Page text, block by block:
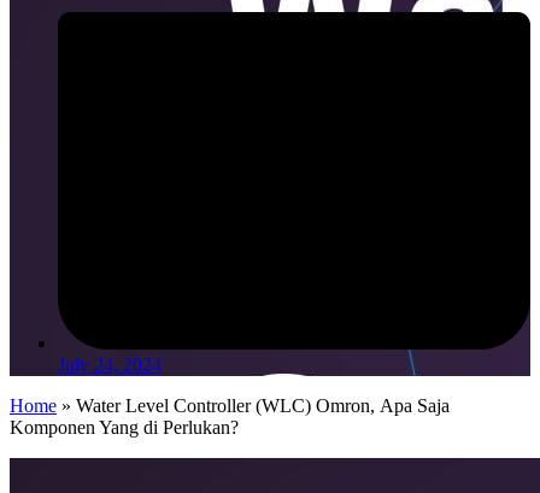
July 24, 2024
Home » Water Level Controller (WLC) Omron, Apa Saja
Komponen Yang di Perlukan?